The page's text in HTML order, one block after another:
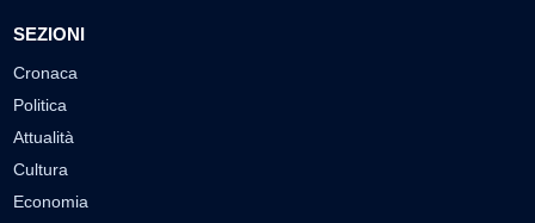
SEZIONI
Cronaca
Politica
Attualità
Cultura
Economia